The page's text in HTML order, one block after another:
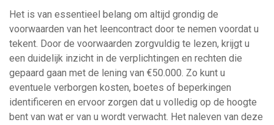
Het is van essentieel belang om altijd grondig de
voorwaarden van het leencontract door te nemen voordat u
tekent. Door de voorwaarden zorgvuldig te lezen, krijgt u
een duidelijk inzicht in de verplichtingen en rechten die
gepaard gaan met de lening van €50.000. Zo kunt u
eventuele verborgen kosten, boetes of beperkingen
identificeren en ervoor zorgen dat u volledig op de hoogte
bent van wat er van u wordt verwacht. Het naleven van deze